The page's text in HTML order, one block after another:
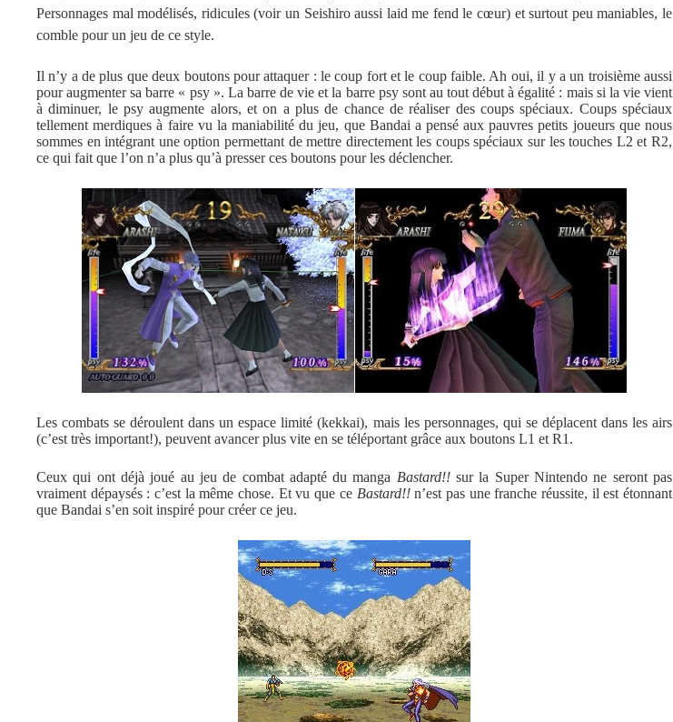
Personnages mal modélisés, ridicules (voir un Seishiro aussi laid me fend le cœur) et surtout peu maniables, le
comble pour un jeu de ce style.
Il n’y a de plus que deux boutons pour attaquer : le coup fort et le coup faible. Ah oui, il y a un troisième aussi
pour augmenter sa barre « psy ». La barre de vie et la barre psy sont au tout début à égalité : mais si la vie vient
à diminuer, le psy augmente alors, et on a plus de chance de réaliser des coups spéciaux. Coups spéciaux
tellement merdiques à faire vu la maniabilité du jeu, que Bandai a pensé aux pauvres petits joueurs que nous
sommes en intégrant une option permettant de mettre directement les coups spéciaux sur les touches L2 et R2,
ce qui fait que l’on n’a plus qu’à presser ces boutons pour les déclencher.
Les combats se déroulent dans un espace limité (kekkai), mais les personnages, qui se déplacent dans les airs
(c’est très important!), peuvent avancer plus vite en se téléportant grâce aux boutons L1 et R1.
Ceux qui ont déjà joué au jeu de combat adapté du manga Bastard!!sur la Super Nintendo ne seront pas
vraiment dépaysés : c’est la même chose. Et vu que ce Bastard!!n’est pas une franche réussite, il est étonnant
que Bandai s’en soit inspiré pour créer ce jeu.